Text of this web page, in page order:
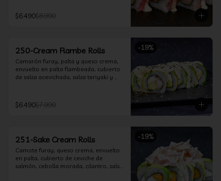
$6.490$8.990
-19%
250-Cream Flambe Rolls
Camarón furay, palta y queso crema,
envuelto en palta flambeada, cubierto
de salsa acevichada, salsa teriyaki y
$6.490$7.990
-19%
251-Sake Cream Rolls
Camote furay, queso crema, envuelto
en palta, cubierto de ceviche de
salmón, cebolla morada, cilantro, salsa